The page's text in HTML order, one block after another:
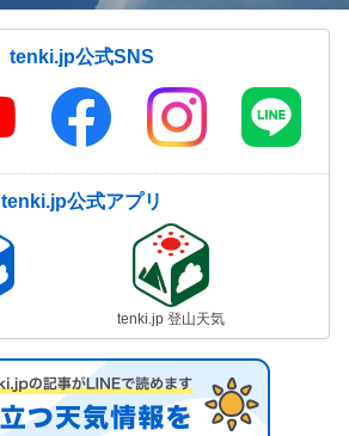
tenki.jp公式SNS
tenki.jp公式アプリ
tenki.jp 登山天気